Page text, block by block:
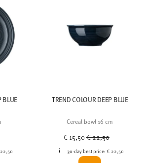
BLUE
from
TREND COLOUR DEEP BLUE
Cereal bowl 16 cm
€ 15,50Price reduced from
€ 22,50
30-day best price: € 22,50